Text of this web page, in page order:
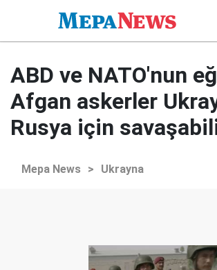
ABD ve NATO'nun
Afgan askerler
Rusya için
Mepa News > Ukrayna